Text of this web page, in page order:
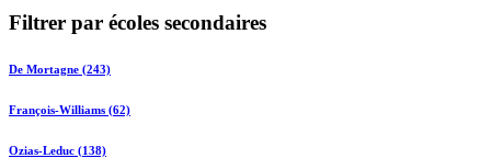
Filtrer par écoles secondaires
De Mortagne (243)
François-Williams (62)
Ozias-Leduc (138)